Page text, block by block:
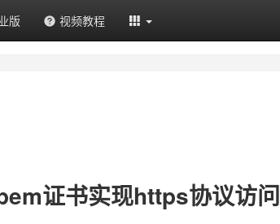
版 视频教程
证书实现https协议访问